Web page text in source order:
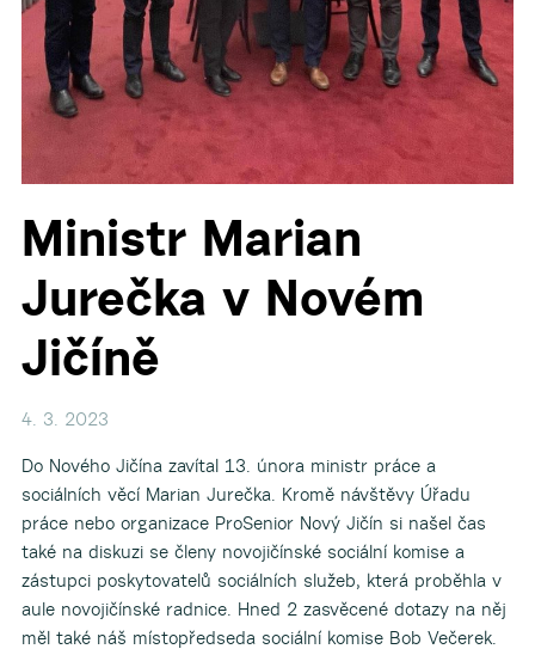
Ministr Marian
Jurečka v Novém
Jičíně
4. 3. 2023
Do Nového Jičína zavítal 13. února ministr práce a
sociálních věcí Marian Jurečka. Kromě návštěvy Úřadu
práce nebo organizace ProSenior Nový Jičín si našel čas
také na diskuzi se členy novojičínské sociální komise a
zástupci poskytovatelů sociálních služeb, která proběhla v
aule novojičínské radnice. Hned 2 zasvěcené dotazy na něj
měl také náš místopředseda sociální komise Bob Večerek.